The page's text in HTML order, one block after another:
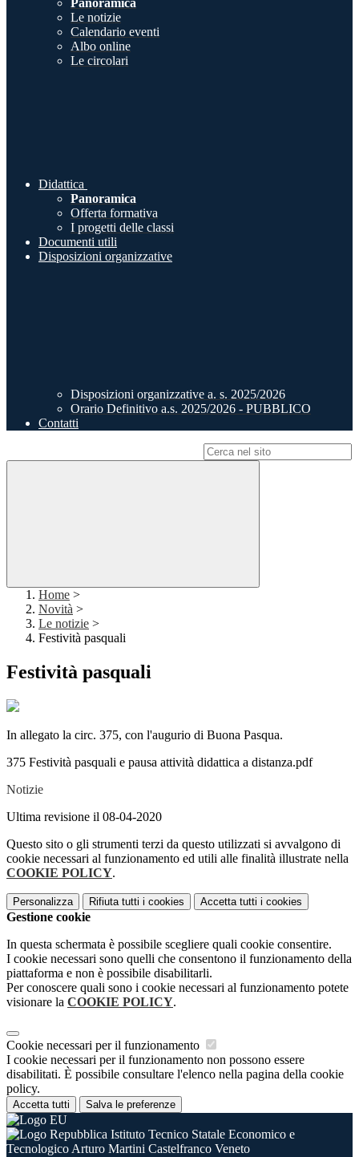
Panoramica
Le notizie
Calendario eventi
Albo online
Le circolari
Didattica
Panoramica
Offerta formativa
I progetti delle classi
Documenti utili
Disposizioni organizzative
Disposizioni organizzative a. s. 2025/2026
Orario Definitivo a.s. 2025/2026 - PUBBLICO
Contatti
Home >
Novità >
Le notizie >
Festività pasquali
Festività pasquali
In allegato la circ. 375, con l'augurio di Buona Pasqua.
375 Festività pasquali e pausa attività didattica a distanza.pdf
Notizie
Ultima revisione il 08-04-2020
Questo sito o gli strumenti terzi da questo utilizzati si avvalgono di
cookie necessari al funzionamento ed utili alle finalità illustrate nella
COOKIE POLICY.
Personalizza Rifiuta tutti i cookies Accetta tutti i cookies
Gestione cookie
In questa schermata è possibile scegliere quali cookie consentire.
I cookie necessari sono quelli che consentono il funzionamento della
piattaforma e non è possibile disabilitarli.
Per conoscere quali sono i cookie necessari al funzionamento potete
visionare la COOKIE POLICY.
Cookie necessari per il funzionamento
I cookie necessari per il funzionamento non possono essere
disabilitati. È possibile consultare l'elenco nella pagina della cookie
policy.
Accetta tutti Salva le preferenze
Istituto Tecnico Statale Economico e
Tecnologico Arturo Martini Castelfranco Veneto